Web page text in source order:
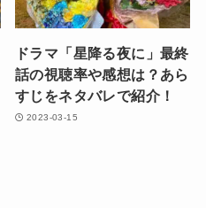
ドラマ「星降る夜に」最終
話の視聴率や感想は？あら
すじをネタバレで紹介！
2023-03-15